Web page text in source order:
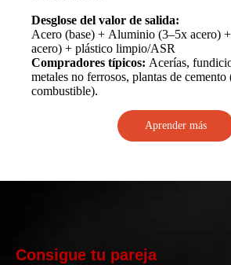
Desglose del valor de salida:
Acero (base) + Aluminio (3–5x acero)
acero) + plástico limpio/ASR
Compradores típicos: Acerías,
metales no ferrosos, plantas de
combustible).
Aprender más
Consigue tu pareja